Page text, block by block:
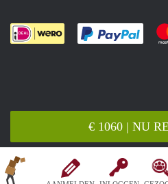
€ 1060 | NU
Je